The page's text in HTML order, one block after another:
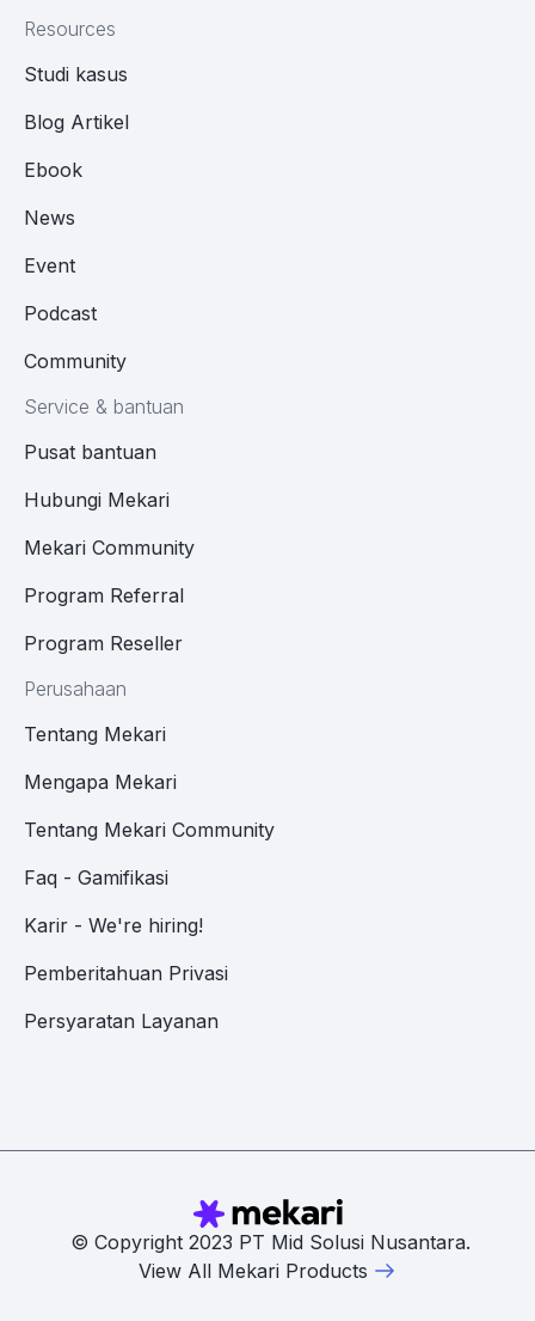
Resources
Studi kasus
Blog Artikel
Ebook
News
Event
Podcast
Community
Service & bantuan
Pusat bantuan
Hubungi Mekari
Mekari Community
Program Referral
Program Reseller
Perusahaan
Tentang Mekari
Mengapa Mekari
Tentang Mekari Community
Faq - Gamifikasi
Karir - We're hiring!
Pemberitahuan Privasi
Persyaratan Layanan
© Copyright 2023 PT Mid Solusi Nusantara.
View All Mekari Products